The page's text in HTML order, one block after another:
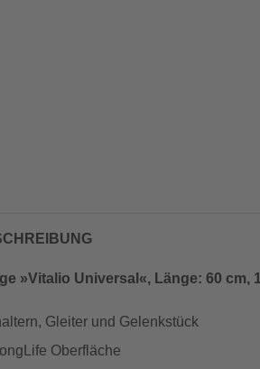
»Vitalio Universal«, Länge: 60 cm,
Gleiter und Gelenkstück
Oberfläche